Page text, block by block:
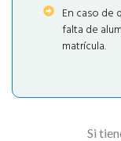
En caso de
falta de
matrícula.
Si